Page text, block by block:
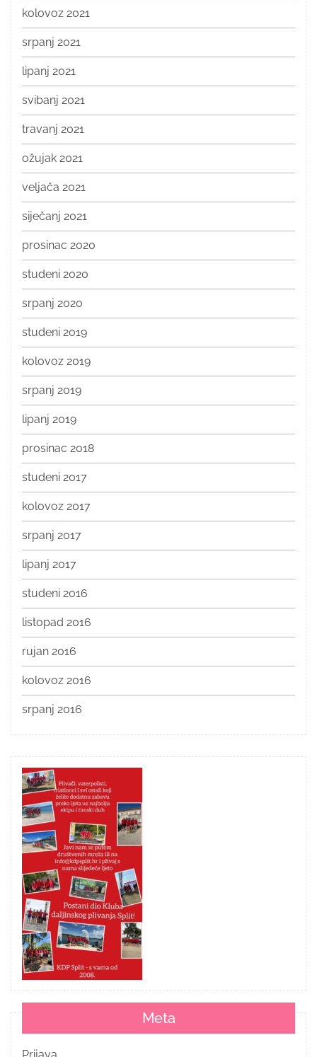
kolovoz 2021
srpanj 2021
lipanj 2021
svibanj 2021
travanj 2021
ožujak 2021
veljača 2021
siječanj 2021
prosinac 2020
studeni 2020
srpanj 2020
studeni 2019
kolovoz 2019
srpanj 2019
lipanj 2019
prosinac 2018
studeni 2017
kolovoz 2017
srpanj 2017
lipanj 2017
studeni 2016
listopad 2016
rujan 2016
kolovoz 2016
srpanj 2016
Meta